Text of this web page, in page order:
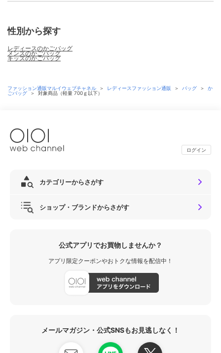
性別から探す
レディースのかごバッグ
メンズのかごバッグ
キッズのかごバッグ
ファッション通販マルイウェブチャネル ＞ レディースファッション通販 ＞ バッグ ＞
か
ごバッグ
＞ 対象商品（軽量 700ｇ以下）
ログイン
カテゴリーからさがす
ショップ・ブランドからさがす
公式アプリでお買物しませんか？
アプリ限定クーポンやおトクな情報を配信中！
メールマガジン・公式SNSもお見逃しなく！